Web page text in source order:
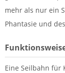
mehr als nur ein
Phantasie und
Eine Seilbahn für